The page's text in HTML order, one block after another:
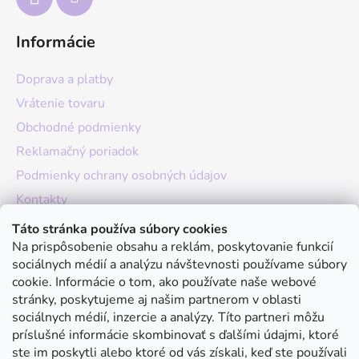
Táto stránka používa súbory cookies
Na prispôsobenie obsahu a reklám, poskytovanie funkcií
sociálnych médií a analýzu návštevnosti používame súbory
cookie. Informácie o tom, ako používate naše webové
stránky, poskytujeme aj našim partnerom v oblasti
sociálnych médií, inzercie a analýzy. Títo partneri môžu
príslušné informácie skombinovať s ďalšími údajmi, ktoré
ste im poskytli alebo ktoré od vás získali, keď ste používali
Informácie
Doprava a platby
Vrátenie tovaru
Obchodné podmienky
Reklamačný poriadok
Podmienky ochrany osobných údajov
Kontakty
O nás
Hodnotenie obchodu
Moja objednávka
Instagram